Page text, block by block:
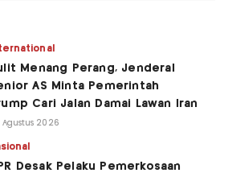
Menang Perang, Jenderal
AS Minta Pemerintah
Cari Jalan Damai Lawan Iran
Agustus 2026
Desak Pelaku Pemerkosaan